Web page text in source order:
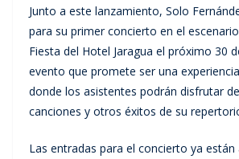
Junto a este lanzamiento, Solo
para su primer concierto en el
Fiesta del Hotel Jaragua el próximo 30
evento que promete ser una
donde los asistentes podrán disfrutar
canciones y otros éxitos de su
Las entradas para el concierto ya están